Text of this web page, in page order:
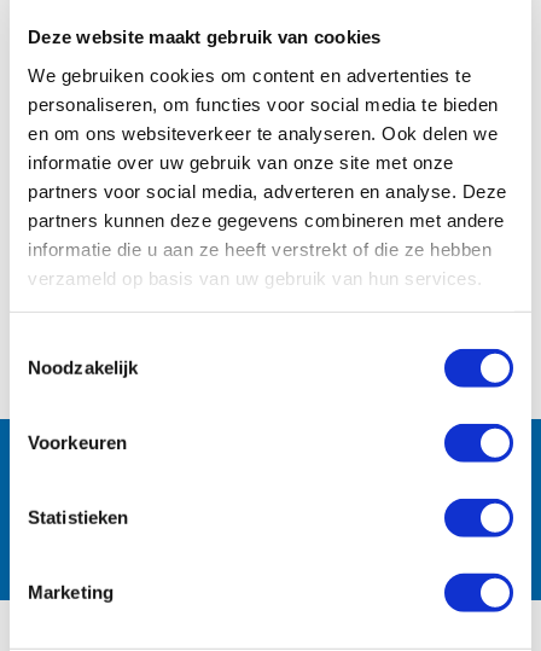
Deze website maakt gebruik van cookies
We gebruiken cookies om content en advertenties te
personaliseren, om functies voor social media te bieden
en om ons websiteverkeer te analyseren. Ook delen we
informatie over uw gebruik van onze site met onze
partners voor social media, adverteren en analyse. Deze
partners kunnen deze gegevens combineren met andere
informatie die u aan ze heeft verstrekt of die ze hebben
verzameld op basis van uw gebruik van hun services.
Noodzakelijk
Voorkeuren
Statistieken
Marketing
Follow us: